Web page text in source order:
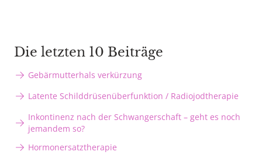
Die letzten 10 Beiträge
Gebärmutterhals verkürzung
Latente Schilddrüsenüberfunktion / Radiojodtherapie
Inkontinenz nach der Schwangerschaft – geht es noch
jemandem so?
Hormonersatztherapie